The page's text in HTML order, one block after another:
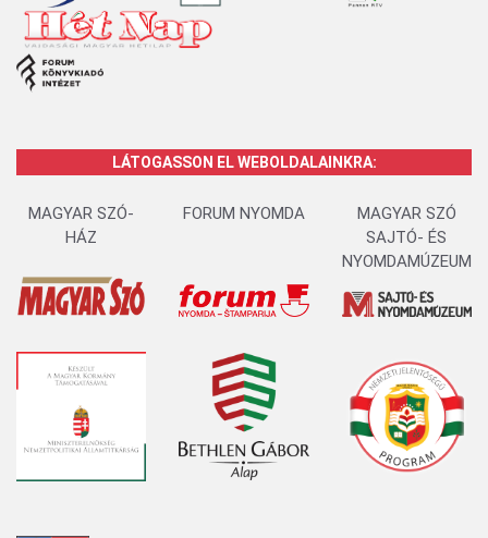
LÁTOGASSON EL WEBOLDALAINKRA:
MAGYAR SZÓ-
HÁZ
FORUM NYOMDA
MAGYAR SZÓ
SAJTÓ- ÉS
NYOMDAMÚZEUM